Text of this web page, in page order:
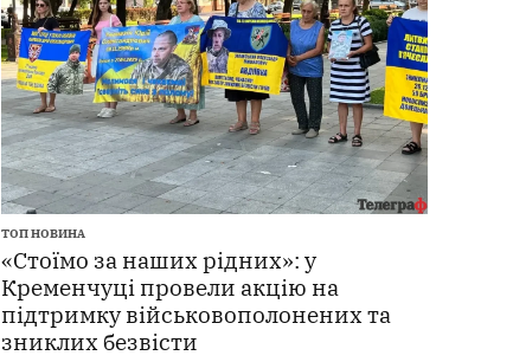
ТОП НОВИНА
«Стоїмо за наших рідних»: у
Кременчуці провели акцію на
підтримку військовополонених та
зниклих безвісти